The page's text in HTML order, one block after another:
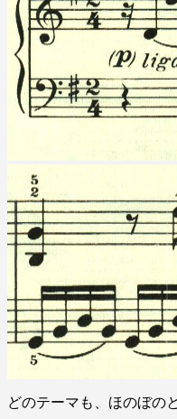
どのテーマも、ほのぼの